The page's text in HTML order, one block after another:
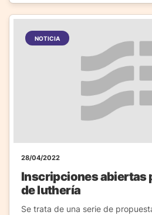
NOTICIA
28/04/2022
Inscripciones abiertas
de luthería
Se trata de una serie de